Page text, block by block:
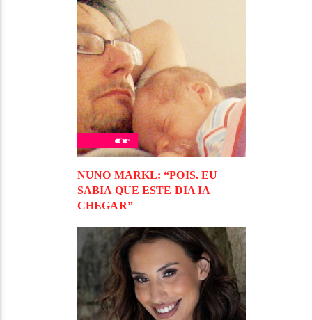
NUNO MARKL: “POIS. EU
SABIA QUE ESTE DIA IA
CHEGAR”